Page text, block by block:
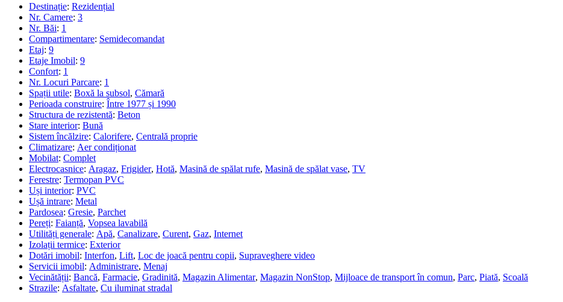
Destinație: Rezidențial
Nr. Camere: 3
Nr. Băi: 1
Compartimentare: Semidecomandat
Etaj: 9
Etaje Imobil: 9
Confort: 1
Nr. Locuri Parcare: 1
Spații utile: Boxă la subsol, Cămară
Perioada construire: Între 1977 și 1990
Structura de rezistentă: Beton
Stare interior: Bună
Sistem încălzire: Calorifere, Centrală proprie
Climatizare: Aer condiționat
Mobilat: Complet
Electrocasnice: Aragaz, Frigider, Hotă, Masină de spălat rufe, Masină de spălat vase, TV
Ferestre: Termopan PVC
Uși interior: PVC
Ușă intrare: Metal
Pardosea: Gresie, Parchet
Pereți: Faianță, Vopsea lavabilă
Utilități generale: Apă, Canalizare, Curent, Gaz, Internet
Izolații termice: Exterior
Dotări imobil: Interfon, Lift, Loc de joacă pentru copii, Supraveghere video
Servicii imobil: Administrare, Menaj
Vecinătății: Bancă, Farmacie, Gradinită, Magazin Alimentar, Magazin NonStop, Mijloace de transport în comun, Parc, Piată, Scoală
Strazile: Asfaltate, Cu iluminat stradal